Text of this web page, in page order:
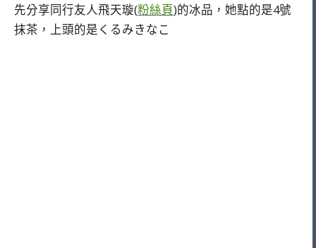
先分享同行友人飛天璇(粉絲頁)的冰品，她點的是4號
抹茶，上頭的是くるみきなこ